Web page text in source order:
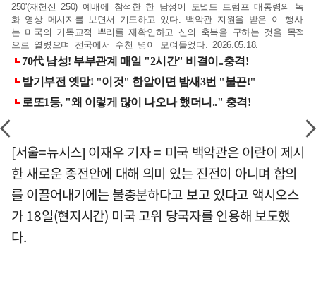
250'(재헌신 250) 예배에 참석한 한 남성이 도널드 트럼프 대통령의 녹
화 영상 메시지를 보면서 기도하고 있다. 백악관 지원을 받은 이 행사
는 미국의 기독교적 뿌리를 재확인하고 신의 축복을 구하는 것을 목적
으로 열렸으며 전국에서 수천 명이 모여들었다. 2026.05.18.
[서울=뉴시스] 이재우 기자 = 미국 백악관은 이란이 제시
한 새로운 종전안에 대해 의미 있는 진전이 아니며 합의
를 이끌어내기에는 불충분하다고 보고 있다고 액시오스
가 18일(현지시간) 미국 고위 당국자를 인용해 보도했
다.